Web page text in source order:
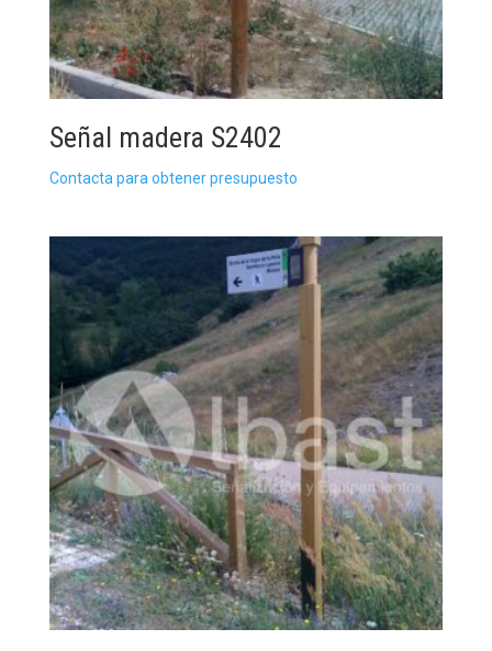
Señal madera S2402
Contacta para obtener presupuesto